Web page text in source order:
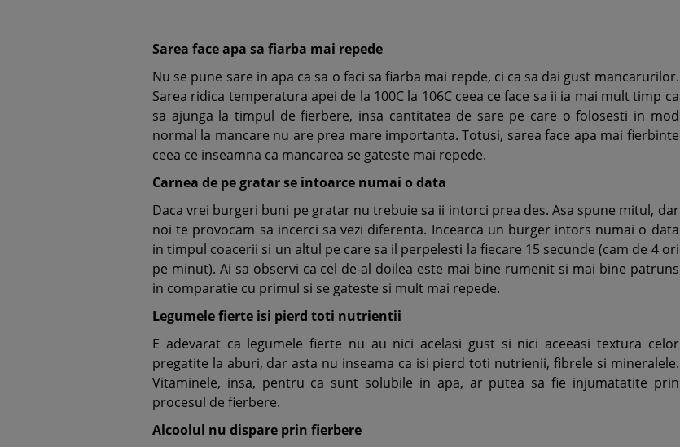
Sarea face apa sa fiarba mai repede
Nu se pune sare in apa ca sa o faci sa fiarba mai repde, ci ca sa dai gust mancarurilor.
Sarea ridica temperatura apei de la 100C la 106C ceea ce face sa ii ia mai mult timp ca
sa ajunga la timpul de fierbere, insa cantitatea de sare pe care o folosesti in mod
normal la mancare nu are prea mare importanta. Totusi, sarea face apa mai fierbinte
ceea ce inseamna ca mancarea se gateste mai repede.
Carnea de pe gratar se intoarce numai o data
Daca vrei burgeri buni pe gratar nu trebuie sa ii intorci prea des. Asa spune mitul, dar
noi te provocam sa incerci sa vezi diferenta. Incearca un burger intors numai o data
in timpul coacerii si un altul pe care sa il perpelesti la fiecare 15 secunde (cam de 4 ori
pe minut). Ai sa observi ca cel de-al doilea este mai bine rumenit si mai bine patruns
in comparatie cu primul si se gateste si mult mai repede.
Legumele fierte isi pierd toti nutrientii
E adevarat ca legumele fierte nu au nici acelasi gust si nici aceeasi textura celor
pregatite la aburi, dar asta nu inseama ca isi pierd toti nutrienii, fibrele si mineralele.
Vitaminele, insa, pentru ca sunt solubile in apa, ar putea sa fie injumatatite prin
procesul de fierbere.
Alcoolul nu dispare prin fierbere